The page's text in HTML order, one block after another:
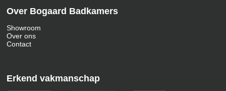
Over Bogaard Badkamers
Showroom
Over ons
Contact
Erkend vakmanschap